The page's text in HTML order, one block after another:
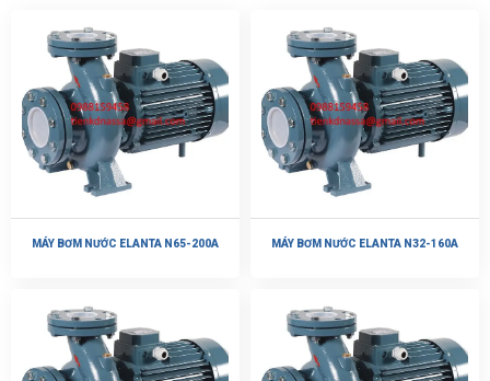
MÁY BƠM NƯỚC ELANTA N65-200A MÁY BƠM NƯỚC ELANTA N32-160A